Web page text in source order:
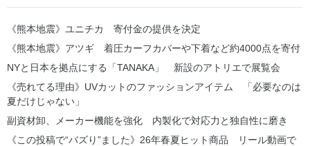
《熊本地震》ユニチカ 寄付金の提供を決定
《熊本地震》アツギ 着圧カーフカバーや下着など約4000点を寄付
NYと日本を拠点にする「TANAKA」 新設のアトリエで展覧会
《売れてる理由》UVカットのファッションアイテム 「必要なのは
夏だけじゃない」
副資材卸、メーカー機能を強化 内製化で対応力と独自性に磨き
《この投稿で“バズり”ました》26年春夏ヒット商品 リール動画で